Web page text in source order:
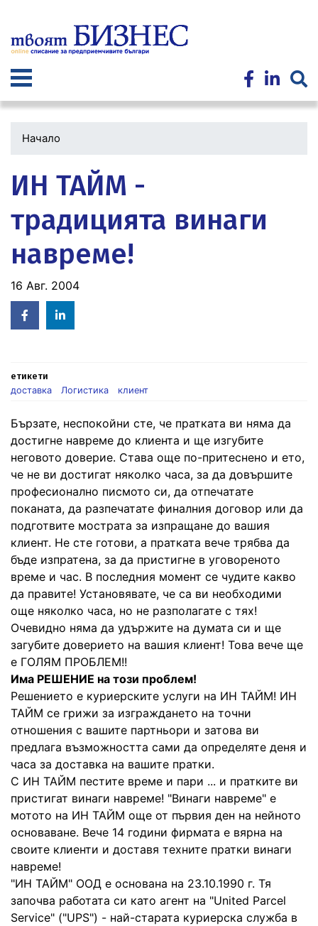
към
основното
Начало
ИН ТАЙМ -
традицията винаги
навреме!
16 Авг. 2004
Facebook
in
етикети
доставка
Логистика клиент
Бързате, неспокойни сте, че пратката ви няма да
достигне навреме до клиента и ще изгубите
неговото доверие. Става още по-притеснено и ето,
че не ви достигат няколко часа, за да довършите
професионално писмото си, да отпечатате
поканата, да разпечатате финалния договор или да
подготвите мострата за изпращане до вашия
клиент. Не сте готови, а пратката вече трябва да
бъде изпратена, за да пристигне в уговореното
време и час. В последния момент се чудите какво
да правите! Установявате, че са ви необходими
още няколко часа, но не разполагате с тях!
Очевидно няма да удържите на думата си и ще
загубите доверието на вашия клиент! Това вече ще
е ГОЛЯМ ПРОБЛЕМ!!
Има РЕШЕНИЕ на този проблем!
Решението е куриерските услуги на ИН ТАЙМ! ИН
ТАЙМ се грижи за изграждането на точни
отношения с вашите партньори и затова ви
предлага възможността сами да определяте деня и
часа за доставка на вашите пратки.
С ИН ТАЙМ пестите време и пари ... и пратките ви
пристигат винаги навреме! "Винаги навреме" е
мотото на ИН ТАЙМ още от първия ден на нейното
основаване. Вече 14 години фирмата е вярна на
своите клиенти и доставя техните пратки винаги
навреме!
"ИН ТАЙМ" ООД е основана на 23.10.1990 г. Тя
започва работата си като агент на "United Parcel
Service" ("UPS") - най-старата куриерска служба в